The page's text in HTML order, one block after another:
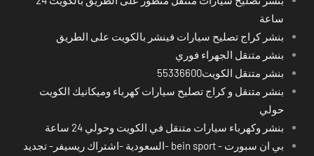
ساعة
بنشر كراج تصليح سيارات فينشر بالكويت على الطريق
بنشر متنقل الجهراء فوري
بنشر متنقل الكويت55336600
بنشر متنقل و كراج تصليح سيارات كهرباء وميكانيك الكويت
حولي
بنشر وكهرباء سيارات متنقل في الكويت وحولي 24 ساعة
بي ان سبورت - bein sport -السعودية -اشتراك ريسيفر- تجديد